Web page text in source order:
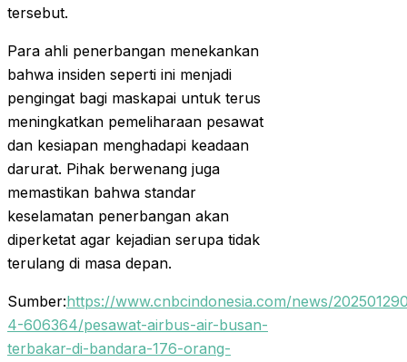
tersebut.
Para ahli penerbangan menekankan
bahwa insiden seperti ini menjadi
pengingat bagi maskapai untuk terus
meningkatkan pemeliharaan pesawat
dan kesiapan menghadapi keadaan
darurat. Pihak berwenang juga
memastikan bahwa standar
keselamatan penerbangan akan
diperketat agar kejadian serupa tidak
terulang di masa depan.
Sumber:https://www.cnbcindonesia.com/news/
4-606364/pesawat-airbus-air-busan-
terbakar-di-bandara-176-orang-